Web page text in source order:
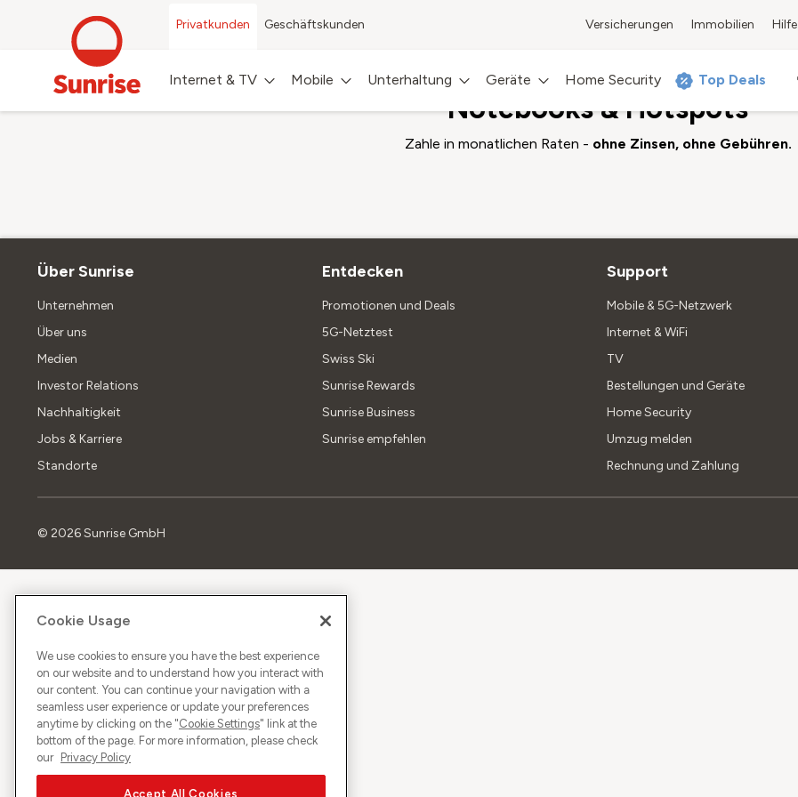
Privatkunden Geschäftskunden Versicherungen Immobilien Hilfe
Internet & TV Mobile Unterhaltung Geräte Home Security Top Deals
Notebooks & Hotspots
Zahle in monatlichen Raten - ohne Zinsen, ohne Gebühren.
Über Sunrise
Unternehmen
Über uns
Medien
Investor Relations
Nachhaltigkeit
Jobs & Karriere
Standorte
Entdecken
Promotionen und Deals
5G-Netztest
Swiss Ski
Sunrise Rewards
Sunrise Business
Sunrise empfehlen
Support
Mobile & 5G-Netzwerk
Internet & WiFi
TV
Bestellungen und Geräte
Home Security
Umzug melden
Rechnung und Zahlung
© 2026Sunrise GmbH
Cookie Usage
We use cookies to ensure you have the best experience
on our website and to understand how you interact with
our content. You can continue your navigation with a
seamless user experience or update your preferences
anytime by clicking on the "Cookie Settings" link at the
bottom of the page. For more information, please check
our Privacy Policy
Accept All Cookies